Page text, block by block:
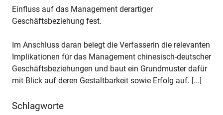
Einfluss auf das Management derartiger
Geschäftsbeziehung fest.
Im Anschluss daran belegt die Verfasserin die relevanten
Implikationen für das Management chinesisch-deutscher
Geschäftsbeziehungen und baut ein Grundmuster dafür
mit Blick auf deren Gestaltbarkeit sowie Erfolg auf. [...]
Schlagworte